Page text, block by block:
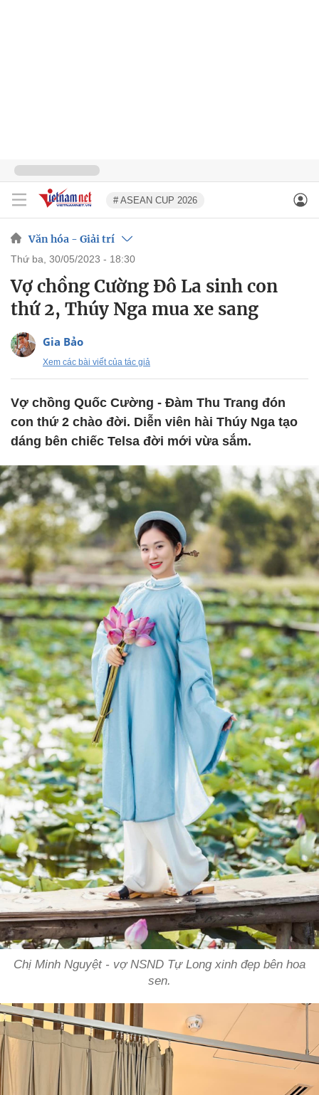
# ASEAN CUP 2026
Văn hóa - Giải trí
thứ ba, 30/05/2023 - 18:30
Vợ chồng Cường Đô La sinh con
thứ 2, Thúy Nga mua xe sang
Gia Bảo
Xem các bài viết của tác giả
Vợ chồng Quốc Cường - Đàm Thu Trang đón
con thứ 2 chào đời. Diễn viên hài Thúy Nga tạo
dáng bên chiếc Telsa đời mới vừa sắm.
Chị Minh Nguyệt - vợ NSND Tự Long xinh đẹp bên hoa
sen.